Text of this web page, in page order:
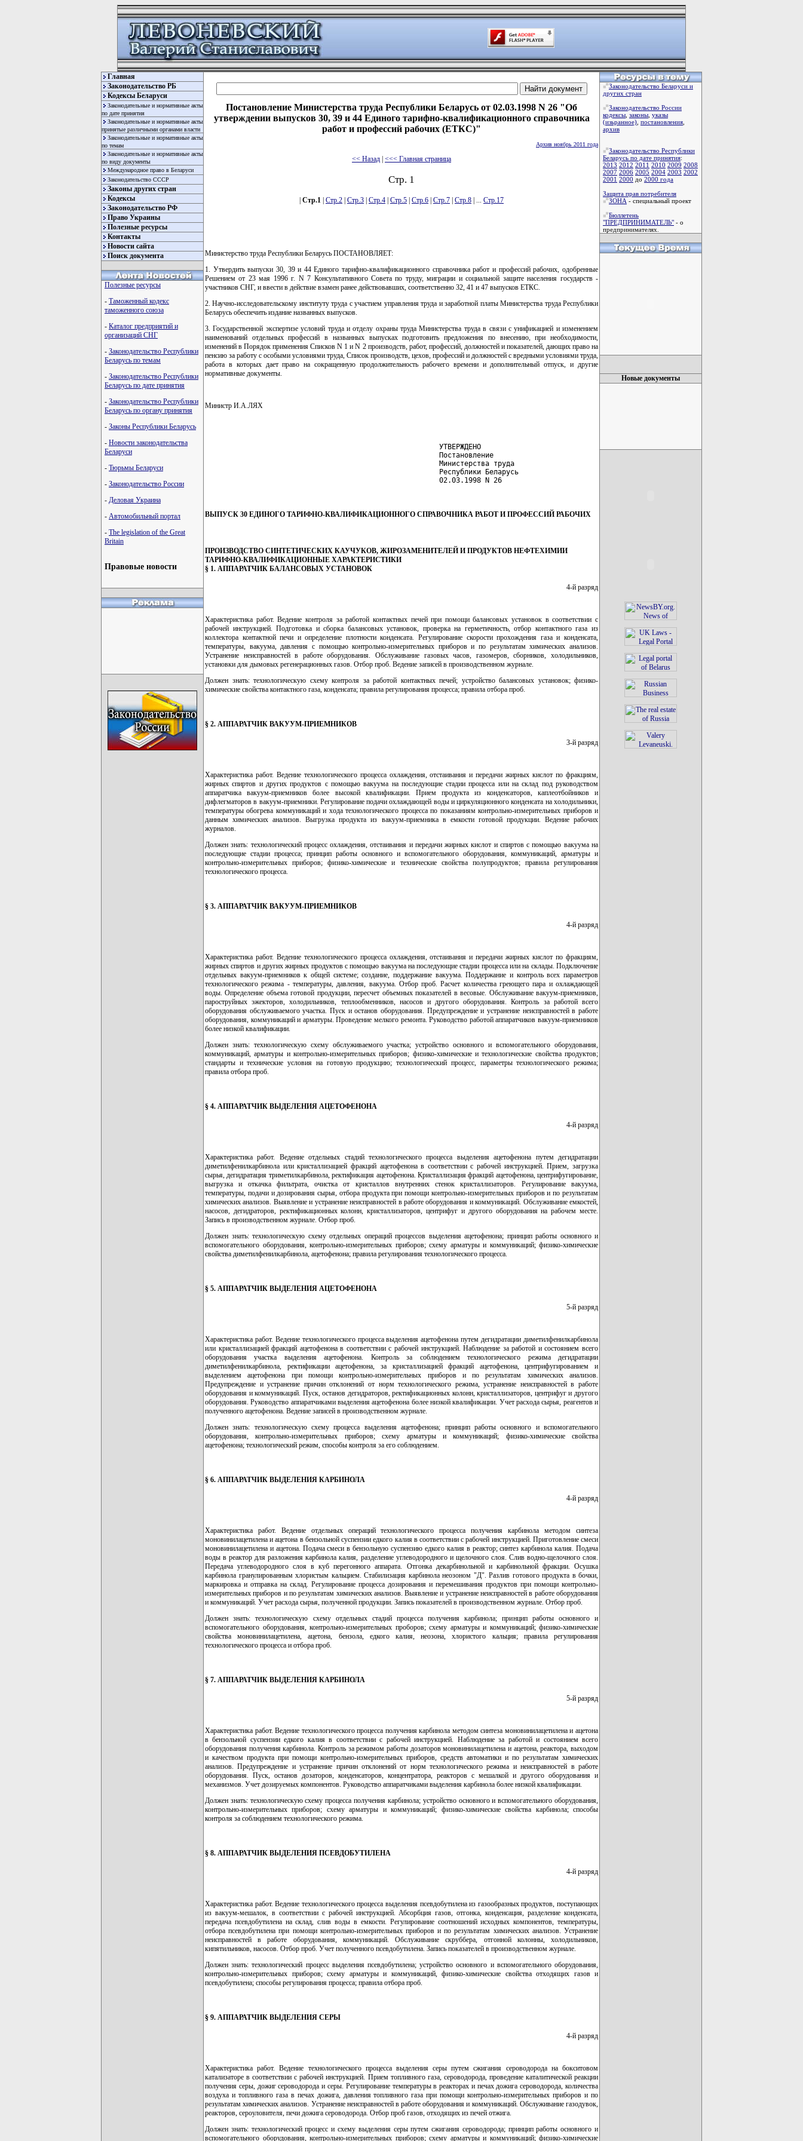
Главная
Законодательство РБ
Кодексы Беларуси
Законодательные и нормативные акты
по дате принятия
Законодательные и нормативные акты
принятые различными органами власти
Законодательные и нормативные акты
по темам
Законодательные и нормативные акты
по виду документы
Международное право в Беларуси
Законодательство СССР
Законы других стран
Кодексы
Законодательство РФ
Право Украины
Полезные ресурсы
Контакты
Новости сайта
Поиск документа
Полезные ресурсы
- Таможенный кодекс
таможенного союза
- Каталог предприятий и
организаций СНГ
- Законодательство Республики
Беларусь по темам
- Законодательство Республики
Беларусь по дате принятия
- Законодательство Республики
Беларусь по органу принятия
- Законы Республики Беларусь
- Новости законодательства
Беларуси
- Тюрьмы Беларуси
- Законодательство России
- Деловая Украина
- Автомобильный портал
- The legislation of the Great
Britain
Правовые новости
Постановление Министерства труда Республики Беларусь от 02.03.1998 N 26 "Об
утверждении выпусков 30, 39 и 44 Единого тарифно-квалификационного справочника
работ и профессий рабочих (ЕТКС)"
Архив ноябрь 2011 года
<< Назад | <<< Главная страница
Стр. 1
| Стр.1 | Стр.2 | Стр.3 | Стр.4 | Стр.5 | Стр.6 | Стр.7 | Стр.8 | ... Стр.17
Министерство труда Республики Беларусь ПОСТАНОВЛЯЕТ:
1. Утвердить выпуски 30, 39 и 44 Единого тарифно-квалификационного справочника работ и профессий рабочих, одобренные
Решением от 23 мая 1996 г. N 7 Консультативного Совета по труду, миграции и социальной защите населения государств -
участников СНГ, и ввести в действие взамен ранее действовавших, соответственно 32, 41 и 47 выпусков ЕТКС.
2. Научно-исследовательскому институту труда с участием управления труда и заработной платы Министерства труда Республики
Беларусь обеспечить издание названных выпусков.
3. Государственной экспертизе условий труда и отделу охраны труда Министерства труда в связи с унификацией и изменением
наименований отдельных профессий в названных выпусках подготовить предложения по внесению, при необходимости,
изменений в Порядок применения Списков N 1 и N 2 производств, работ, профессий, должностей и показателей, дающих право на
пенсию за работу с особыми условиями труда, Список производств, цехов, профессий и должностей с вредными условиями труда,
работа в которых дает право на сокращенную продолжительность рабочего времени и дополнительный отпуск, и другие
нормативные документы.
Министр И.А.ЛЯХ
                                                        УТВЕРЖДЕНО
                                                        Постановление
                                                        Министерства труда
                                                        Республики Беларусь
                                                        02.03.1998 N 26
ВЫПУСК 30 ЕДИНОГО ТАРИФНО-КВАЛИФИКАЦИОННОГО СПРАВОЧНИКА РАБОТ И ПРОФЕССИЙ РАБОЧИХ
ПРОИЗВОДСТВО СИНТЕТИЧЕСКИХ КАУЧУКОВ, ЖИРОЗАМЕНИТЕЛЕЙ И ПРОДУКТОВ НЕФТЕХИМИИ
ТАРИФНО-КВАЛИФИКАЦИОННЫЕ ХАРАКТЕРИСТИКИ
§ 1. АППАРАТЧИК БАЛАНСОВЫХ УСТАНОВОК
4-й разряд
Характеристика работ. Ведение контроля за работой контактных печей при помощи балансовых установок в соответствии с
рабочей инструкцией. Подготовка и сборка балансовых установок, проверка на герметичность, отбор контактного газа из
коллектора контактной печи и определение плотности конденсата. Регулирование скорости прохождения газа и конденсата,
температуры, вакуума, давления с помощью контрольно-измерительных приборов и по результатам химических анализов.
Устранение неисправностей в работе оборудования. Обслуживание газовых часов, газомеров, сборников, холодильников,
установки для дымовых регенерационных газов. Отбор проб. Ведение записей в производственном журнале.
Должен знать: технологическую схему контроля за работой контактных печей; устройство балансовых установок; физико-
химические свойства контактного газа, конденсата; правила регулирования процесса; правила отбора проб.
§ 2. АППАРАТЧИК ВАКУУМ-ПРИЕМНИКОВ
3-й разряд
Характеристика работ. Ведение технологического процесса охлаждения, отстаивания и передачи жирных кислот по фракциям,
жирных спиртов и других продуктов с помощью вакуума на последующие стадии процесса или на склад под руководством
аппаратчика вакуум-приемников более высокой квалификации. Прием продукта из конденсаторов, каплеотбойников и
дифлегматоров в вакуум-приемники. Регулирование подачи охлаждающей воды и циркуляционного конденсата на холодильники,
температуры обогрева коммуникаций и хода технологического процесса по показаниям контрольно-измерительных приборов и
данным химических анализов. Выгрузка продукта из вакуум-приемника в емкости готовой продукции. Ведение рабочих
журналов.
Должен знать: технологический процесс охлаждения, отстаивания и передачи жирных кислот и спиртов с помощью вакуума на
последующие стадии процесса; принцип работы основного и вспомогательного оборудования, коммуникаций, арматуры и
контрольно-измерительных приборов; физико-химические и технические свойства полупродуктов; правила регулирования
технологического процесса.
§ 3. АППАРАТЧИК ВАКУУМ-ПРИЕМНИКОВ
4-й разряд
Характеристика работ. Ведение технологического процесса охлаждения, отстаивания и передачи жирных кислот по фракциям,
жирных спиртов и других жирных продуктов с помощью вакуума на последующие стадии процесса или на склады. Подключение
отдельных вакуум-приемников к общей системе; создание, поддержание вакуума. Поддержание и контроль всех параметров
технологического режима - температуры, давления, вакуума. Отбор проб. Расчет количества греющего пара и охлаждающей
воды. Определение объема готовой продукции, пересчет объемных показателей в весовые. Обслуживание вакуум-приемников,
пароструйных эжекторов, холодильников, теплообменников, насосов и другого оборудования. Контроль за работой всего
оборудования обслуживаемого участка. Пуск и останов оборудования. Предупреждение и устранение неисправностей в работе
оборудования, коммуникаций и арматуры. Проведение мелкого ремонта. Руководство работой аппаратчиков вакуум-приемников
более низкой квалификации.
Должен знать: технологическую схему обслуживаемого участка; устройство основного и вспомогательного оборудования,
коммуникаций, арматуры и контрольно-измерительных приборов; физико-химические и технологические свойства продуктов;
стандарты и технические условия на готовую продукцию; технологический процесс, параметры технологического режима;
правила отбора проб.
§ 4. АППАРАТЧИК ВЫДЕЛЕНИЯ АЦЕТОФЕНОНА
4-й разряд
Характеристика работ. Ведение отдельных стадий технологического процесса выделения ацетофенона путем дегидратации
диметилфенилкарбинола или кристаллизацией фракций ацетофенона в соответствии с рабочей инструкцией. Прием, загрузка
сырья, дегидратация триметилкарбинола, ректификация ацетофенона. Кристаллизация фракций ацетофенона, центрифугирование,
выгрузка и откачка фильтрата, очистка от кристаллов внутренних стенок кристаллизаторов. Регулирование вакуума,
температуры, подачи и дозирования сырья, отбора продукта при помощи контрольно-измерительных приборов и по результатам
химических анализов. Выявление и устранение неисправностей в работе оборудования и коммуникаций. Обслуживание емкостей,
насосов, дегидраторов, ректификационных колонн, кристаллизаторов, центрифуг и другого оборудования на рабочем месте.
Запись в производственном журнале. Отбор проб.
Должен знать: технологическую схему отдельных операций процессов выделения ацетофенона; принцип работы основного и
вспомогательного оборудования, контрольно-измерительных приборов; схему арматуры и коммуникаций; физико-химические
свойства диметилфенилкарбинола, ацетофенона; правила регулирования технологического процесса.
§ 5. АППАРАТЧИК ВЫДЕЛЕНИЯ АЦЕТОФЕНОНА
5-й разряд
Характеристика работ. Ведение технологического процесса выделения ацетофенона путем дегидратации диметилфенилкарбинола
или кристаллизацией фракций ацетофенона в соответствии с рабочей инструкцией. Наблюдение за работой и состоянием всего
оборудования участка выделения ацетофенона. Контроль за соблюдением технологического режима дегидратации
диметилфенилкарбинола, ректификации ацетофенона, за кристаллизацией фракций ацетофенона, центрифугированием и
выделением ацетофенона при помощи контрольно-измерительных приборов и по результатам химических анализов.
Предупреждение и устранение причин отклонений от норм технологического режима, устранение неисправностей в работе
оборудования и коммуникаций. Пуск, останов дегидраторов, ректификационных колонн, кристаллизаторов, центрифуг и другого
оборудования. Руководство аппаратчиками выделения ацетофенона более низкой квалификации. Учет расхода сырья, реагентов и
полученного ацетофенона. Ведение записей в производственном журнале.
Должен знать: технологическую схему процесса выделения ацетофенона; принцип работы основного и вспомогательного
оборудования, контрольно-измерительных приборов; схему арматуры и коммуникаций; физико-химические свойства
ацетофенона; технологический режим, способы контроля за его соблюдением.
§ 6. АППАРАТЧИК ВЫДЕЛЕНИЯ КАРБИНОЛА
4-й разряд
Характеристика работ. Ведение отдельных операций технологического процесса получения карбинола методом синтеза
моновинилацетилена и ацетона в бензольной суспензии едкого калия в соответствии с рабочей инструкцией. Приготовление смеси
моновинилацетилена и ацетона. Подача смеси в бензольную суспензию едкого калия в реактор; синтез карбинола калия. Подача
воды в реактор для разложения карбинола калия, разделение углеводородного и щелочного слоя. Слив водно-щелочного слоя.
Передача углеводородного слоя в куб перегонного аппарата. Отгонка декарбинольной и карбинольной фракции. Осушка
карбинола гранулированным хлористым кальцием. Стабилизация карбинола неозоном "Д". Разлив готового продукта в бочки,
маркировка и отправка на склад. Регулирование процесса дозирования и перемешивания продуктов при помощи контрольно-
измерительных приборов и по результатам химических анализов. Выявление и устранение неисправностей в работе оборудования
и коммуникаций. Учет расхода сырья, полученной продукции. Запись показателей в производственном журнале. Отбор проб.
Должен знать: технологическую схему отдельных стадий процесса получения карбинола; принцип работы основного и
вспомогательного оборудования, контрольно-измерительных проборов; схему арматуры и коммуникаций; физико-химические
свойства моновинилацетилена, ацетона, бензола, едкого калия, неозона, хлористого кальция; правила регулирования
технологического процесса и отбора проб.
§ 7. АППАРАТЧИК ВЫДЕЛЕНИЯ КАРБИНОЛА
5-й разряд
Характеристика работ. Ведение технологического процесса получения карбинола методом синтеза моновинилацетилена и ацетона
в бензольной суспензии едкого калия в соответствии с рабочей инструкцией. Наблюдение за работой и состоянием всего
оборудования получения карбинола. Контроль за режимом работы дозаторов моновинилацетилена и ацетона, реактора, выходом
и качеством продукта при помощи контрольно-измерительных приборов, средств автоматики и по результатам химических
анализов. Предупреждение и устранение причин отклонений от норм технологического режима и неисправностей в работе
оборудования. Пуск, останов дозаторов, конденсаторов, концентратора, реакторов с мешалкой и другого оборудования и
механизмов. Учет дозируемых компонентов. Руководство аппаратчиками выделения карбинола более низкой квалификации.
Должен знать: технологическую схему процесса получения карбинола; устройство основного и вспомогательного оборудования,
контрольно-измерительных приборов; схему арматуры и коммуникаций; физико-химические свойства карбинола; способы
контроля за соблюдением технологического режима.
§ 8. АППАРАТЧИК ВЫДЕЛЕНИЯ ПСЕВДОБУТИЛЕНА
4-й разряд
Характеристика работ. Ведение технологического процесса выделения псевдобутилена из газообразных продуктов, поступающих
из вакуум-мешалок, в соответствии с рабочей инструкцией. Абсорбция газов, отгонка, конденсация, разделение конденсата,
передача псевдобутилена на склад, слив воды в емкости. Регулирование соотношений исходных компонентов, температуры,
отбора псевдобутилена при помощи контрольно-измерительных приборов и по результатам химических анализов. Устранение
неисправностей в работе оборудования, коммуникаций. Обслуживание скруббера, отгонной колонны, холодильников,
кипятильников, насосов. Отбор проб. Учет полученного псевдобутилена. Запись показателей в производственном журнале.
Должен знать: технологический процесс выделения псевдобутилена; устройство основного и вспомогательного оборудования,
контрольно-измерительных приборов; схему арматуры и коммуникаций, физико-химические свойства отходящих газов и
псевдобутилена; способы регулирования процесса; правила отбора проб.
§ 9. АППАРАТЧИК ВЫДЕЛЕНИЯ СЕРЫ
4-й разряд
Характеристика работ. Ведение технологического процесса выделения серы путем сжигания сероводорода на бокситовом
катализаторе в соответствии с рабочей инструкцией. Прием топливного газа, сероводорода, проведение каталитической реакции
получения серы, дожиг сероводорода и серы. Регулирование температуры в реакторах и печах дожига сероводорода, количества
воздуха и топливного газа в печах дожига, давления топливного газа при помощи контрольно-измерительных приборов и по
результатам химических анализов. Устранение неисправностей в работе оборудования и коммуникаций. Обслуживание газодувок,
реакторов, сероуловителя, печи дожига сероводорода. Отбор проб газов, отходящих из печей отжига.
Должен знать: технологический процесс и схему выделения серы путем сжигания сероводорода; принцип работы основного и
вспомогательного оборудования, контрольно-измерительных приборов; схему арматуры и коммуникаций; физико-химические
Законодательство Беларуси и
других стран
Законодательство России
кодексы законы указы
(изьранное) постановления
архив
Законодательство Республики
Беларусь по дате принятия:
2013 2012 2011 2010 2009 2008
2007 2006 2005 2004 2003 2002
2001 2000 до 2000 года
Защита прав потребителя
ЗОНА - специальный проект
Бюллетень
"ПРЕДПРИНИМАТЕЛЬ" - о
предпринимателях.
Новые документы